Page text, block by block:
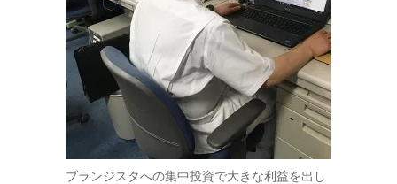
ブランジスタへの集中投資で大きな利益を出し